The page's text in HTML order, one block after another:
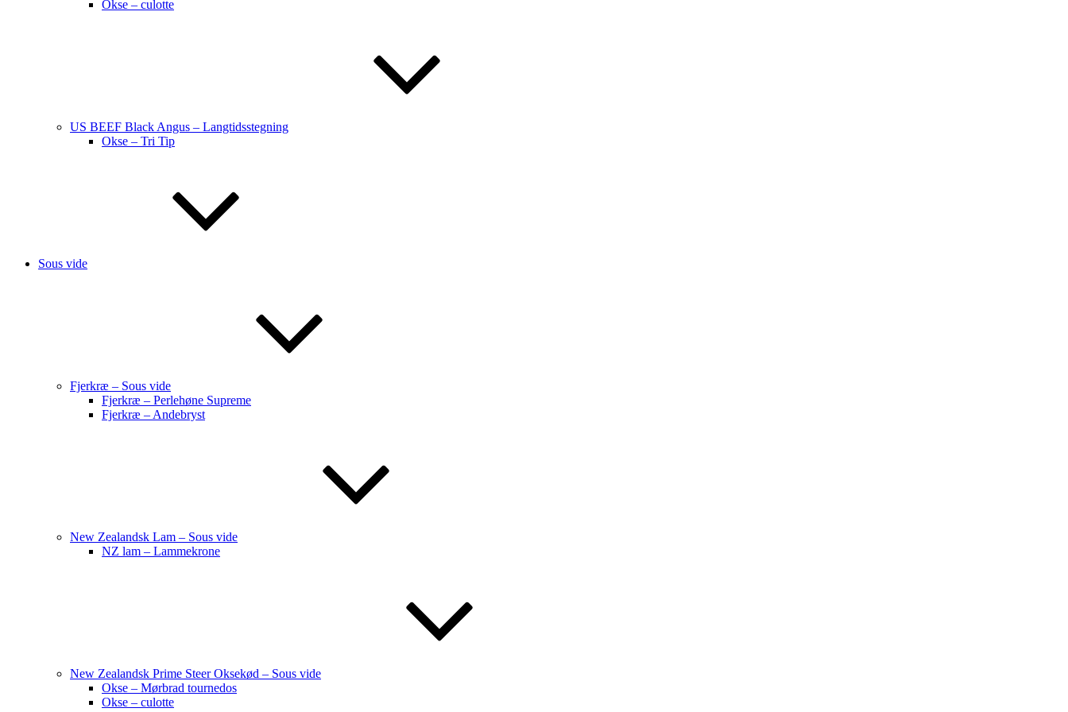
Okse – culotte
US BEEF Black Angus – Langtidsstegning
Okse – Tri Tip
Sous vide
Fjerkræ – Sous vide
Fjerkræ – Perlehøne Supreme
Fjerkræ – Andebryst
New Zealandsk Lam – Sous vide
NZ lam – Lammekrone
New Zealandsk Prime Steer Oksekød – Sous vide
Okse – Mørbrad tournedos
Okse – culotte